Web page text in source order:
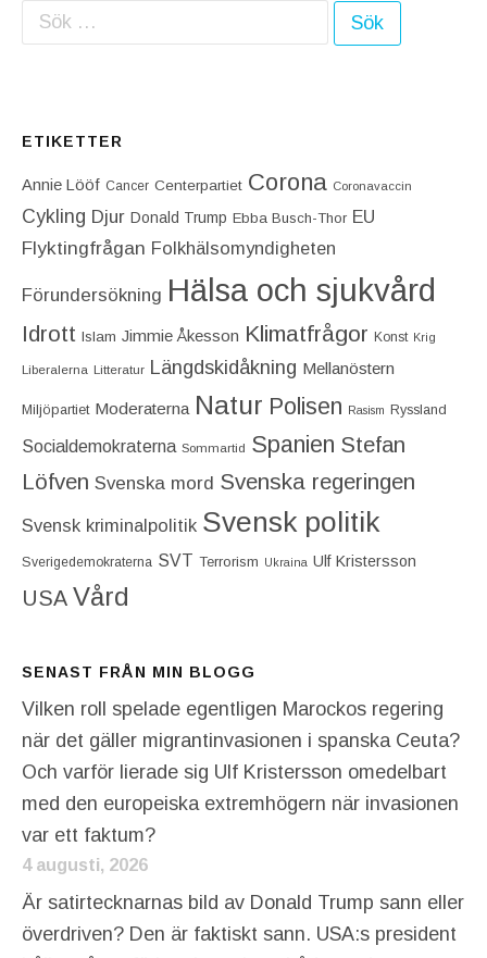
Sök efter:
ETIKETTER
Annie Lööf Cancer Centerpartiet‎ Corona Coronavaccin
Cykling Djur Donald Trump Ebba Busch-Thor EU
Flyktingfrågan Folkhälsomyndigheten
Förundersökning Hälsa och sjukvård
Idrott Islam Jimmie Åkesson Klimatfrågor Konst Krig
Liberalerna Litteratur Längdskidåkning Mellanöstern
Miljöpartiet Moderaterna Natur Polisen Rasism Ryssland
Socialdemokraterna Sommartid Spanien Stefan
Löfven Svenska mord Svenska regeringen
Svensk kriminalpolitik Svensk politik
Sverigedemokraterna SVT Terrorism Ukraina Ulf Kristersson
USA Vård
SENAST FRÅN MIN BLOGG
Vilken roll spelade egentligen Marockos regering
när det gäller migrantinvasionen i spanska Ceuta?
Och varför lierade sig Ulf Kristersson omedelbart
med den europeiska extremhögern när invasionen
var ett faktum?
4 augusti, 2026
Är satirtecknarnas bild av Donald Trump sann eller
överdriven? Den är faktiskt sann. USA:s president